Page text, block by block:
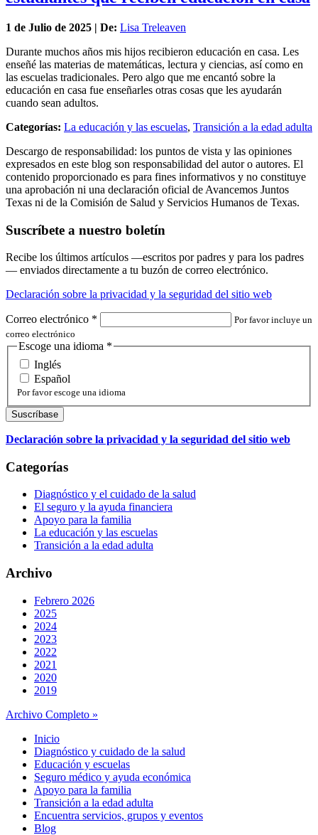
1 de Julio de 2025 | De: Lisa Treleaven
Durante muchos años mis hijos recibieron educación en casa. Les
enseñé las materias de matemáticas, lectura y ciencias, así como en
las escuelas tradicionales. Pero algo que me encantó sobre la
educación en casa fue enseñarles otras cosas que les ayudarán
cuando sean adultos.
Categorías: La educación y las escuelas, Transición a la edad adulta
Descargo de responsabilidad: los puntos de vista y las opiniones
expresados en este blog son responsabilidad del autor o autores. El
contenido proporcionado es para fines informativos y no constituye
una aprobación ni una declaración oficial de Avancemos Juntos
Texas ni de la Comisión de Salud y Servicios Humanos de Texas.
Suscríbete a nuestro boletín
Recibe los últimos artículos —escritos por padres y para los padres
— enviados directamente a tu buzón de correo electrónico.
Declaración sobre la privacidad y la seguridad del sitio web
Correo electrónico *
Por favor incluye un
correo electrónico
Escoge una idioma *
Inglés
Español
Por favor escoge una idioma
Declaración sobre la privacidad y la seguridad del sitio web
Categorías
Diagnóstico y el cuidado de la salud
El seguro y la ayuda financiera
Apoyo para la familia
La educación y las escuelas
Transición a la edad adulta
Archivo
Febrero 2026
2025
2024
2023
2022
2021
2020
2019
Archivo Completo »
Inicio
Diagnóstico y cuidado de la salud
Educación y escuelas
Seguro médico y ayuda económica
Apoyo para la familia
Transición a la edad adulta
Encuentra servicios, grupos y eventos
Blog